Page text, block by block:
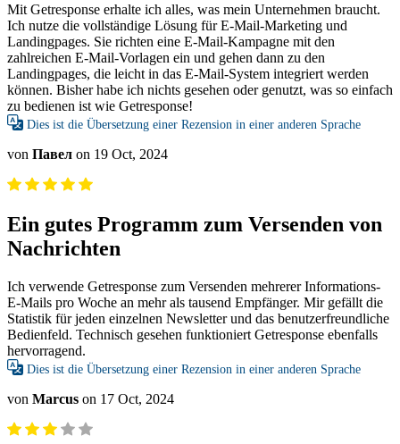
Mit Getresponse erhalte ich alles, was mein Unternehmen braucht.
Ich nutze die vollständige Lösung für E-Mail-Marketing und
Landingpages. Sie richten eine E-Mail-Kampagne mit den
zahlreichen E-Mail-Vorlagen ein und gehen dann zu den
Landingpages, die leicht in das E-Mail-System integriert werden
können. Bisher habe ich nichts gesehen oder genutzt, was so einfach
zu bedienen ist wie Getresponse!
Dies ist die Übersetzung einer Rezension in einer anderen Sprache
von Павел on 19 Oct, 2024
Ein gutes Programm zum Versenden von
Nachrichten
Ich verwende Getresponse zum Versenden mehrerer Informations-
E-Mails pro Woche an mehr als tausend Empfänger. Mir gefällt die
Statistik für jeden einzelnen Newsletter und das benutzerfreundliche
Bedienfeld. Technisch gesehen funktioniert Getresponse ebenfalls
hervorragend.
Dies ist die Übersetzung einer Rezension in einer anderen Sprache
von Marcus on 17 Oct, 2024